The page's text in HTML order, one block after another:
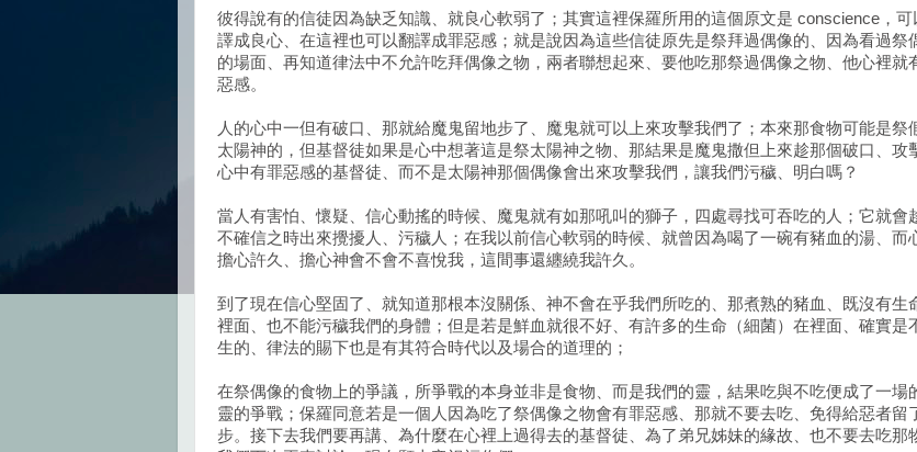
彼得說有的信徒因為缺乏知識、就良心軟弱了；其實這裡保羅所用的這個原文是 conscience，可
譯成良心、在這裡也可以翻譯成罪惡感；就是說因為這些信徒原先是祭拜過偶像的、因為看過祭
的場面、再知道律法中不允許吃拜偶像之物，兩者聯想起來、要他吃那祭過偶像之物、他心裡就
惡感。
人的心中一但有破口、那就給魔鬼留地步了、魔鬼就可以上來攻擊我們了；本來那食物可能是祭
太陽神的，但基督徒如果是心中想著這是祭太陽神之物、那結果是魔鬼撒但上來趁那個破口、攻
心中有罪惡感的基督徒、而不是太陽神那個偶像會出來攻擊我們，讓我們污穢、明白嗎？
當人有害怕、懷疑、信心動搖的時候、魔鬼就有如那吼叫的獅子，四處尋找可吞吃的人；它就會
不確信之時出來攪擾人、污穢人；在我以前信心軟弱的時候、就曾因為喝了一碗有豬血的湯、而
擔心許久、擔心神會不會不喜悅我，這間事還纏繞我許久。
到了現在信心堅固了、就知道那根本沒關係、神不會在乎我們所吃的、那煮熟的豬血、既沒有生
裡面、也不能污穢我們的身體；但是若是鮮血就很不好、有許多的生命（細菌）在裡面、確實是
生的、律法的賜下也是有其符合時代以及場合的道理的；
在祭偶像的食物上的爭議，所爭戰的本身並非是食物、而是我們的靈，結果吃與不吃便成了一場
靈的爭戰；保羅同意若是一個人因為吃了祭偶像之物會有罪惡感、那就不要去吃、免得給惡者留
步。接下去我們要再講、為什麼在心裡上過得去的基督徒、為了弟兄姊妹的緣故、也不要去吃那